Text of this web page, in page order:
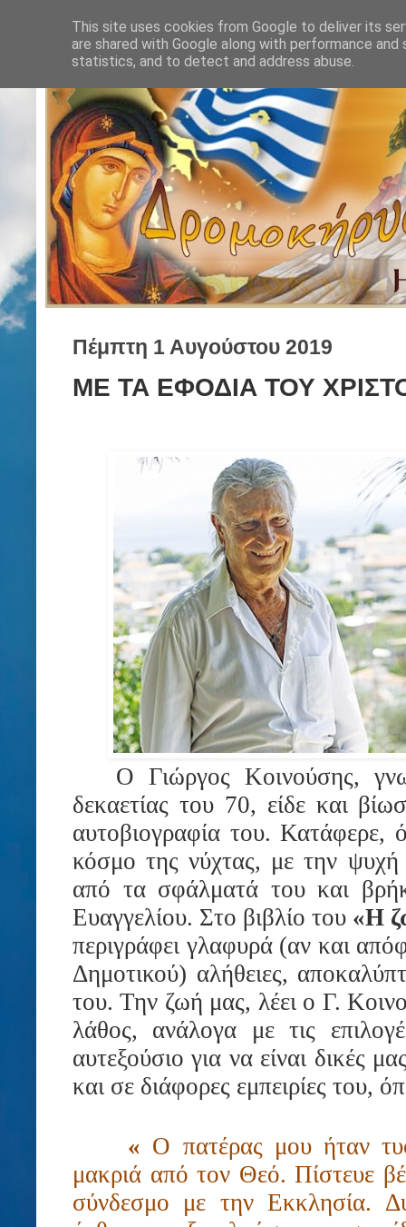
Πέμπτη 1 Αυγούστου 2019
ΜΕ ΤΑ ΕΦΟΔΙΑ ΤΟΥ
Ο Γιώργος Κοινούσης,
δεκαετίας του 70, είδε και
αυτοβιογραφία του.
κόσμο της νύχτας, με την ψυχή
από τα σφάλματά του και
Ευαγγελίου. Στο βιβλίο του «Η
περιγράφει γλαφυρά (αν και
Δημοτικού) αλήθειες,
του. Την ζωή μας, λέει ο Γ.
λάθος, ανάλογα με τις
αυτεξούσιο για να είναι δικές
και σε διάφορες εμπειρίες του,
« Ο πατέρας μου ήταν
μακριά από τον Θεό. Πίστευε
σύνδεσμο με την Εκκλησία.
This site uses cookies from Google to deliver its
are shared with Google along with performance
statistics, and to detect and address abuse.